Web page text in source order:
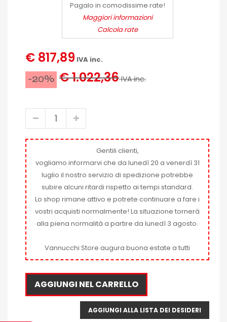
Pagalo in comodissime rate!
Maggiori informazioni
Calcola rate
€ 817,89 IVA inc.
-20% € 1.022,36IVA inc.
Gentili clienti,
vogliamo informarvi che da lunedì 20 a venerdì 31
luglio il nostro servizio di spedizione potrebbe
subire alcuni ritardi rispetto ai tempi standard.
Lo shop rimane attivo e potrete continuare a fare i
vostri acquisti normalmente! La situazione tornerà
alla piena normalità a partire da lunedì 3 agosto.
Vannucchi Store augura buona estate a tutti
AGGIUNGI NEL CARRELLO
AGGIUNGI ALLA LISTA DEI DESIDERI